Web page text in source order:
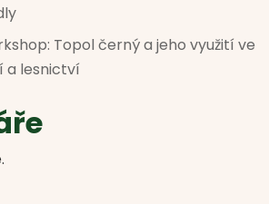
Topol černý a jeho využití ve
a lesnictví